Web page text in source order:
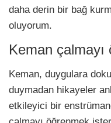
daha derin bir bağ
oluyorum.
Keman çalmayı
Keman, duygulara
duymadan hikayeler
etkileyici bir